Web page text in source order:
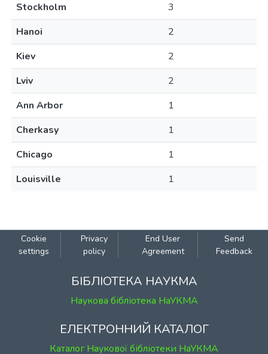
Stockholm
3
Hanoi
2
Kiev
2
Lviv
2
Ann Arbor
1
Cherkasy
1
Chicago
1
Louisville
1
Cookie
settings
Privacy
policy
End User
Agreement
Send
Feedback
БІБЛІОТЕКА НАУКМА
Наукова бібліотека НаУКМА
ЕЛЕКТРОННИЙ КАТАЛОГ
Каталог Наукової бібліотеки НаУКМА